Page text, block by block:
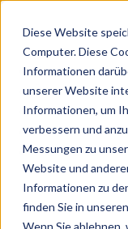
Diese Website
Computer. Diese
Informationen
unserer Website
Informationen, um
verbessern und
Messungen zu
Website und
Informationen zu
finden Sie in
Wenn Sie
Home
Über Uns
Ratgeber
Kontakt
Jetzt Starten